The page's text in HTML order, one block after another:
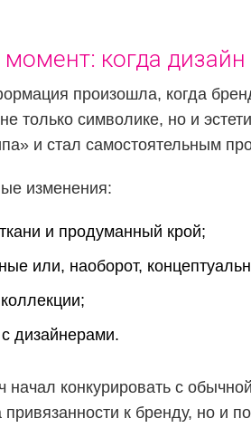
когда дизайн
произошла, когда
только символике, но и
и стал самостоятельным
изменения:
и продуманный крой;
или, наоборот,
дизайнерами.
начал конкурировать с
привязанности к бренду, но и